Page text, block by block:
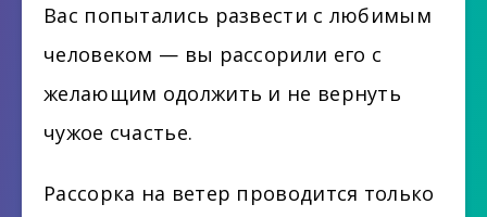
Вас попытались развести с любимым
человеком — вы рассорили его с
желающим одолжить и не вернуть
чужое счастье.
Рассорка на ветер проводится только